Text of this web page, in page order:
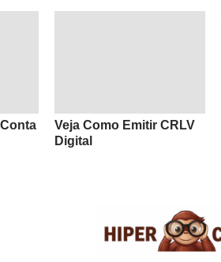
Veja Como Emitir CRLV
Digital